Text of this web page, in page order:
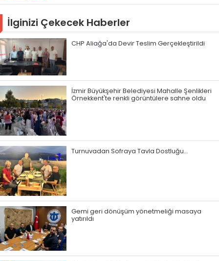
İlginizi Çekecek Haberler
CHP Aliağa'da Devir Teslim Gerçekleştirildi
İzmir Büyükşehir Belediyesi Mahalle Şenlikleri
Örnekkent'te renkli görüntülere sahne oldu
Turnuvadan Sofraya Tavla Dostluğu…
Gemi geri dönüşüm yönetmeliği masaya
yatırıldı